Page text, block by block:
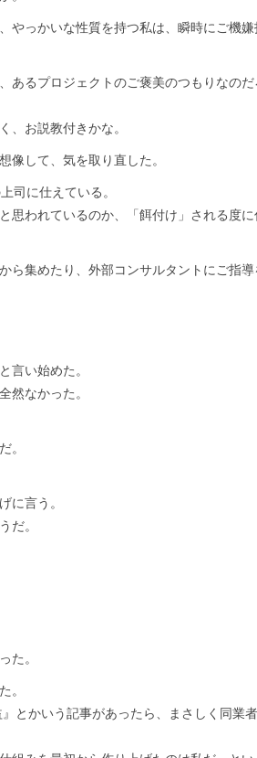
やっかいな性質を持つ私は、瞬時にご機嫌
あるプロジェクトのご褒美のつもりなのだ
、お説教付きかな。
像して、気を取り直した。
司に仕えている。
思われているのか、「餌付け」される度に
ら集めたり、外部コンサルタントにご指導
言い始めた。
然なかった。
。
に言う。
だ。
た。
。
とかいう記事があったら、まさしく同業